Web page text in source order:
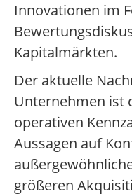
Innovationen im
Kapitalmärkten.
Der aktuelle
Unternehmen ist
operativen
Aussagen auf
größeren